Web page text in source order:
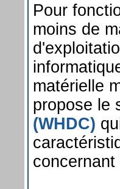
Pour
moins de
matérielle
propose le
(WHDC)